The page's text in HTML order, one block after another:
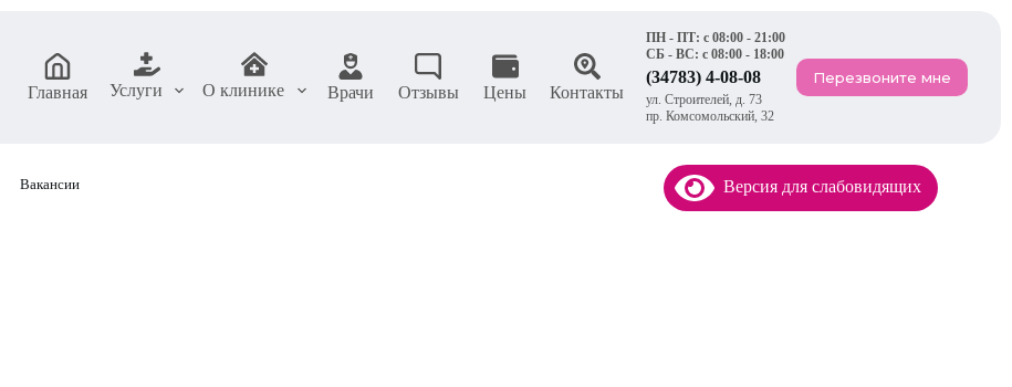
Главная Услуги О клинике Врачи Отзывы Цены Контакты
ПН - ПТ: с 08:00 - 21:00
СБ - ВС: с 08:00 - 18:00
(34783) 4-08-08
ул. Строителей, д. 73
пр. Комсомольский, 32
Перезвоните мне
Вакансии Версия для слабовидящих